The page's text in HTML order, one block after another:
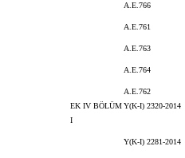
A.E.766
A.E.761
A.E.763
A.E.764
A.E.762
EK IV BÖLÜM
I
Y(K-I) 2320-2014
Y(K-I) 2281-2014